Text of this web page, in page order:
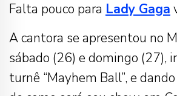
Falta pouco para Lady Gaga
A cantora se apresentou no
sábado (26) e domingo (27),
turnê “Mayhem Ball”, e